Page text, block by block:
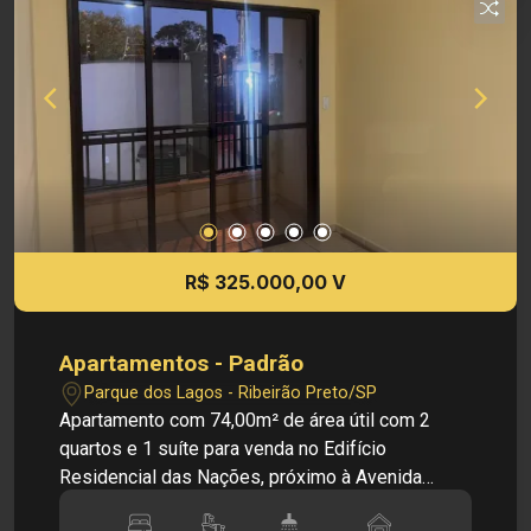
importantes vias de acesso, facilitando o
deslocamento e oferecendo praticidade para o
seu negócio. INVESTIMENTO DE LOCAÇÃO: - R$
1.000,00 Cód.: 35993 Imobiliária Sônia &
Ramalho. Para além de negócios imobiliários,
tradição, inovação e exclusividade! Obs.: A
imobiliária se reserva ao direito de alterar
qualquer informação referente aos valores,
dados e disponibilidade de seus imóveis, sem
R$ 325.000,00 V
Apartamentos - Padrão
Parque dos Lagos - Ribeirão Preto/SP
Apartamento com 74,00m² de área útil com 2
quartos e 1 suíte para venda no Edifício
Residencial das Nações, próximo à Avenida